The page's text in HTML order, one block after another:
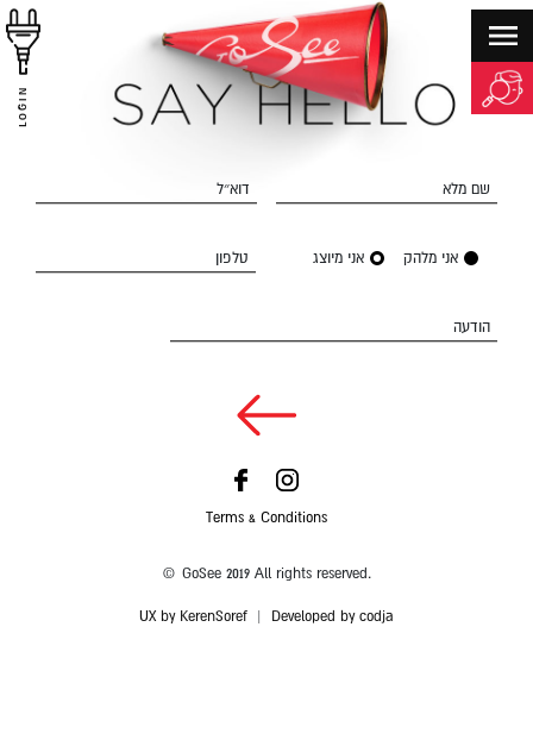
LOGIN
שם מלא דוא״ל
אני מלהק אני מיוצג טלפון
הודעה
Terms & Conditions
© GoSee 2019 All rights reserved.
UX by KerenSoref Developed by codja